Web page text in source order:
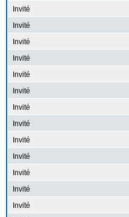
Invité
Invité
Invité
Invité
Invité
Invité
Invité
Invité
Invité
Invité
Invité
Invité
Invité